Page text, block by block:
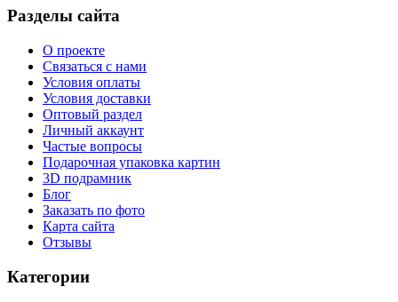
Разделы сайта
О проекте
Связаться с нами
Условия оплаты
Условия доставки
Оптовый раздел
Личный аккаунт
Частые вопросы
Подарочная упаковка картин
3D подрамник
Блог
Заказать по фото
Карта сайта
Отзывы
Категории